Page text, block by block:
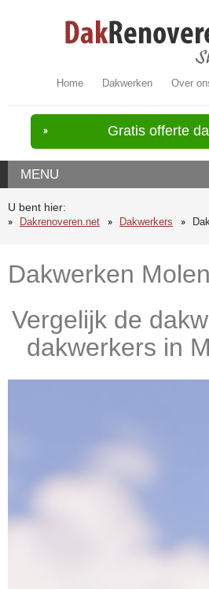
Home Dakwerken Over
Gratis offerte
MENU
U bent hier:
Dakrenoveren.net
Dakwerkers
Dakwerken
Vergelijk de
dakwerkers in